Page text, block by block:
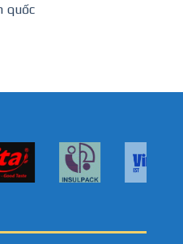
quốc